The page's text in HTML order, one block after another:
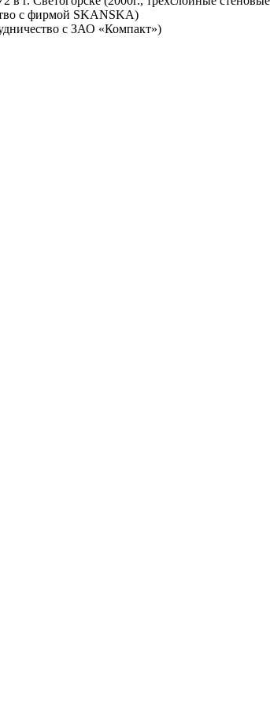
с фирмой SKANSKA)
с ЗАО «Компакт»)